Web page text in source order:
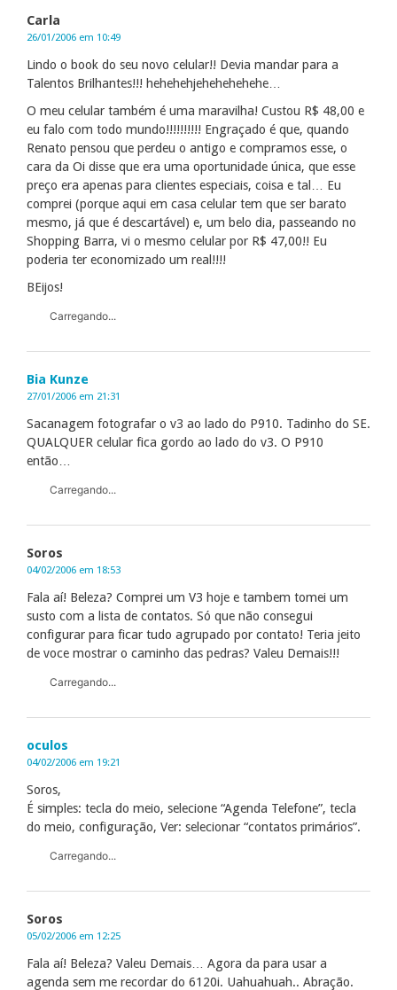
Carla
26/01/2006 em 10:49
Lindo o book do seu novo celular!! Devia mandar para a
Talentos Brilhantes!!! hehehehjehehehehehe…
O meu celular também é uma maravilha! Custou R$ 48,00 e
eu falo com todo mundo!!!!!!!!!! Engraçado é que, quando
Renato pensou que perdeu o antigo e compramos esse, o
cara da Oi disse que era uma oportunidade única, que esse
preço era apenas para clientes especiais, coisa e tal… Eu
comprei (porque aqui em casa celular tem que ser barato
mesmo, já que é descartável) e, um belo dia, passeando no
Shopping Barra, vi o mesmo celular por R$ 47,00!! Eu
poderia ter economizado um real!!!!
BEijos!
Carregando...
Bia Kunze
27/01/2006 em 21:31
Sacanagem fotografar o v3 ao lado do P910. Tadinho do SE.
QUALQUER celular fica gordo ao lado do v3. O P910
então…
Carregando...
Soros
04/02/2006 em 18:53
Fala aí! Beleza? Comprei um V3 hoje e tambem tomei um
susto com a lista de contatos. Só que não consegui
configurar para ficar tudo agrupado por contato! Teria jeito
de voce mostrar o caminho das pedras? Valeu Demais!!!
Carregando...
oculos
04/02/2006 em 19:21
Soros,
É simples: tecla do meio, selecione “Agenda Telefone”, tecla
do meio, configuração, Ver: selecionar “contatos primários”.
Carregando...
Soros
05/02/2006 em 12:25
Fala aí! Beleza? Valeu Demais… Agora da para usar a
agenda sem me recordar do 6120i. Uahuahuah.. Abração.